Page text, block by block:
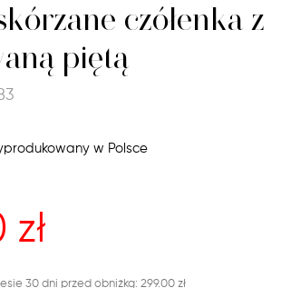
czółenka z
piętą
w Polsce
zł
30 dni przed obniżką: 299.00 zł